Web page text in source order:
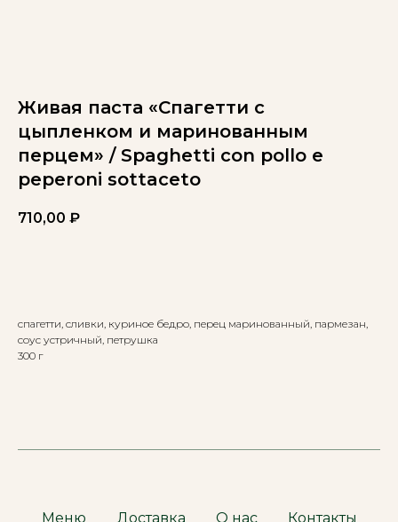
Живая паста «Спагетти с
цыпленком и маринованным
перцем» / Spaghetti con pollo e
peperoni sottaceto
710,00 ₽
спагетти, сливки, куриное бедро, перец маринованный, пармезан,
соус устричный, петрушка
300 г
Меню Доставка О нас Контакты